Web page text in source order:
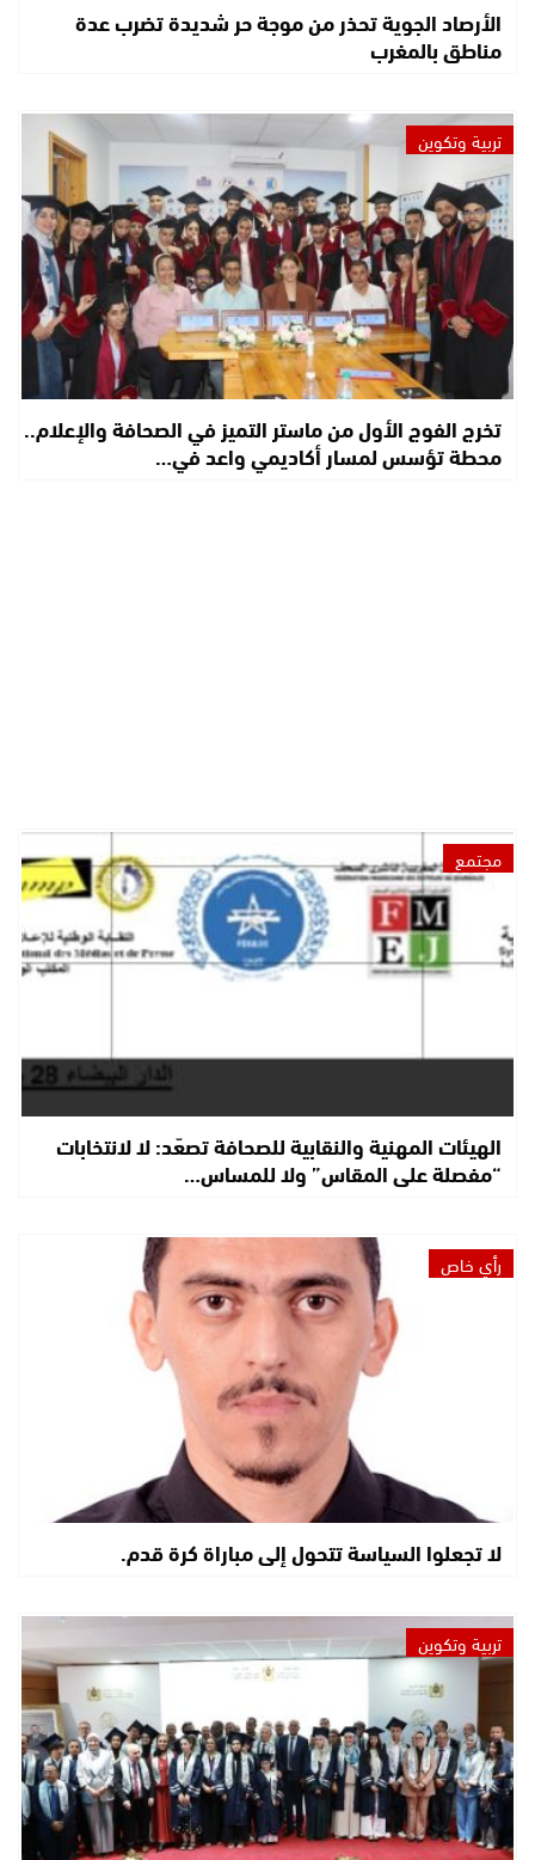
الأرصاد الجوية تحذر من موجة حر شديدة تضرب عدة
مناطق بالمغرب
تربية وتكوين
تخرج الفوج الأول من ماستر التميز في الصحافة والإعلام..
محطة تؤسس لمسار أكاديمي واعد في…
مجتمع
الهيئات المهنية والنقابية للصحافة تصعّد: لا لانتخابات
“مفصلة على المقاس” ولا للمساس…
رأي خاص
لا تجعلوا السياسة تتحول إلى مباراة كرة قدم.
تربية وتكوين